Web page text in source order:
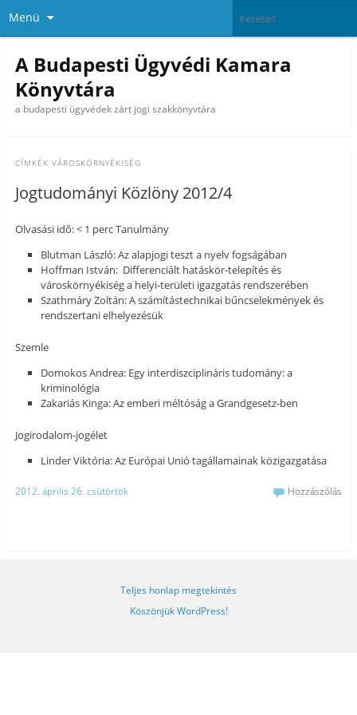
Menü
A Budapesti Ügyvédi Kamara
Könyvtára
a budapesti ügyvédek zárt jogi szakkönyvtára
CÍMKÉK VÁROSKÖRNYÉKISÉG
Jogtudományi Közlöny 2012/4
Olvasási idő: < 1 perc Tanulmány
Blutman László: Az alapjogi teszt a nyelv fogságában
Hoffman István: Differenciált hatáskör-telepítés és
városkörnyékiség a helyi-területi igazgatás rendszerében
Szathmáry Zoltán: A számítástechnikai bűncselekmények és
rendszertani elhelyezésük
Szemle
Domokos Andrea: Egy interdiszciplináris tudomány: a
kriminológia
Zakariás Kinga: Az emberi méltóság a Grandgesetz-ben
Jogirodalom-jogélet
Linder Viktória: Az Európai Unió tagállamainak közigazgatása
2012. április 26. csütörtök Hozzászólás
Teljes honlap megtekintés
Köszönjük WordPress!